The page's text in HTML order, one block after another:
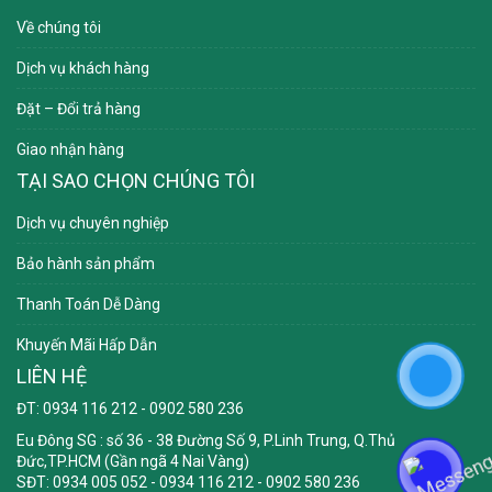
Về chúng tôi
Dịch vụ khách hàng
Đặt – Đổi trả hàng
Giao nhận hàng
TẠI SAO CHỌN CHÚNG TÔI
Dịch vụ chuyên nghiệp
Bảo hành sản phẩm
Thanh Toán Dễ Dàng
Khuyến Mãi Hấp Dẫn
LIÊN HỆ
ĐT: 0934 116 212 - 0902 580 236
Eu Đông SG : số 36 - 38 Đường Số 9, P.Linh Trung, Q.Thủ
Đức,TP.HCM (Gần ngã 4 Nai Vàng)
SĐT: 0934 005 052 - 0934 116 212 - 0902 580 236